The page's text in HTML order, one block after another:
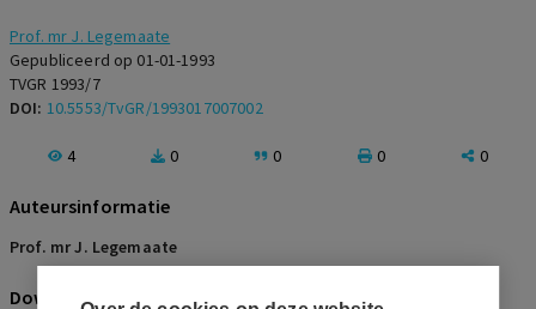
Prof. mr J. Legemaate
Gepubliceerd op 01-01-1993
TVGR 1993/7
DOI: 10.5553/TvGR/1993017007002
4 0 0 0 0
Auteursinformatie
Prof. mr J. Legemaate
Download citeerwijze bij dit artikel